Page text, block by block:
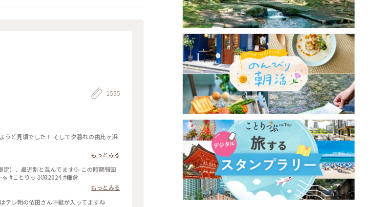
1555
もっとみる
）、最近割と混んでます💦 この時期報国
寺で蚊に刺されなかったのは初めてじゃないでしょうか。どこ行った〜🦟 #ことりっぷ旅2024 #鎌倉
もっとみる
寺」 私は 新緑の頃の鎌倉がいちばん好きです😊 今朝はテレ朝の依田さん中継が入ってますね